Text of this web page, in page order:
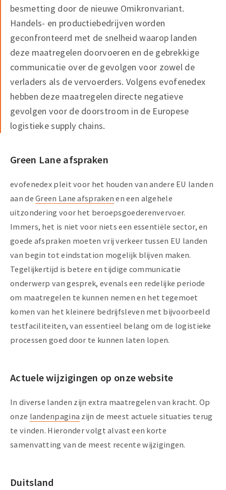
besmetting door de nieuwe Omikronvariant.
Handels- en productiebedrijven worden
geconfronteerd met de snelheid waarop landen
deze maatregelen doorvoeren en de gebrekkige
communicatie over de gevolgen voor zowel de
verladers als de vervoerders. Volgens evofenedex
hebben deze maatregelen directe negatieve
gevolgen voor de doorstroom in de Europese
logistieke supply chains.
Green Lane afspraken
evofenedex pleit voor het houden van andere EU landen
aan deGreen Lane afspraken en een algehele
uitzondering voor het beroepsgoederenvervoer.
Immers, het is niet voor niets een essentiële sector, en
goede afspraken moeten vrij verkeer tussen EU landen
van begin tot eindstation mogelijk blijven maken.
Tegelijkertijd is betere en tijdige communicatie
onderwerp van gesprek, evenals een redelijke periode
om maatregelen te kunnen nemen en het tegemoet
komen van het kleinere bedrijfsleven met bijvoorbeeld
testfaciliteiten, van essentieel belang om de logistieke
processen goed door te kunnen laten lopen.
Actuele wijzigingen op onze website
In diverse landen zijn extra maatregelen van kracht. Op
onze landenpagina zijn de meest actuele situaties terug
te vinden. Hieronder volgt alvast een korte
samenvatting van de meest recente wijzigingen.
Duitsland